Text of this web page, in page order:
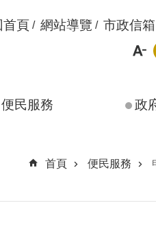
首頁 網站導覽 市政信箱
便民服務 政
首頁
便民服務